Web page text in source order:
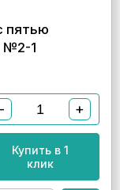
пятью
№2-1
+
Купить в 1
клик